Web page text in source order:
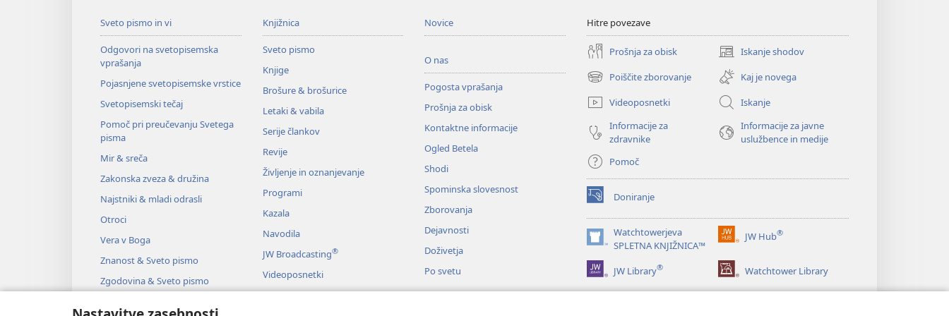
Sveto pismo in vi
Odgovori na svetopisemska
vprašanja
Pojasnjene svetopisemske vrstice
Svetopisemski tečaj
Pomoč pri preučevanju Svetega
pisma
Mir & sreča
Zakonska zveza & družina
Najstniki & mladi odrasli
Otroci
Vera v Boga
Znanost & Sveto pismo
Zgodovina & Sveto pismo
Knjižnica
Sveto pismo
Knjige
Brošure & brošurice
Letaki & vabila
Serije člankov
Revije
Življenje in oznanjevanje
Programi
Kazala
Navodila
JW Broadcasting®
Videoposnetki
Glasba
Novice
O nas
Pogosta vprašanja
Prošnja za obisk
Kontaktne informacije
Ogled Betela
Shodi
Spominska slovesnost
Zborovanja
Dejavnosti
Doživetja
Po svetu
Hitre povezave
Prošnja za obisk Iskanje shodov
(odpre
novo
okno)
Poiščite zborovanje
(odpre
novo
okno)
Kaj je novega
Videoposnetki
Iskanje
Informacije za
zdravnike
Informacije za javne
uslužbence in medije
Pomoč
Doniranje
(odpre
novo
okno)
Watchtowerjeva
SPLETNA KNJIŽNICA™
(odpre
novo
okno)
JW Hub®
(odpre
okno)
JW Library® Watchtower Library